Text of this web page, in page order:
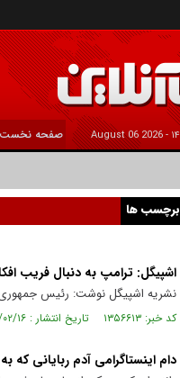
2026 August 06 صفحه نخست
برچسب ها
اشپیگل: ترامپ به دنبال فریب
نشریه اشپیگل نوشت: رئیس جمهوری
کد خبر: ۱۳۵۶۶۱۳ تاریخ انتشار : ۱۴۰۵/۰۲/۱۶
دام اینستاگرامی آدم ربایانی که